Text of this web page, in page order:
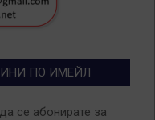
ПО ИМЕЙЛ
се абонирате за